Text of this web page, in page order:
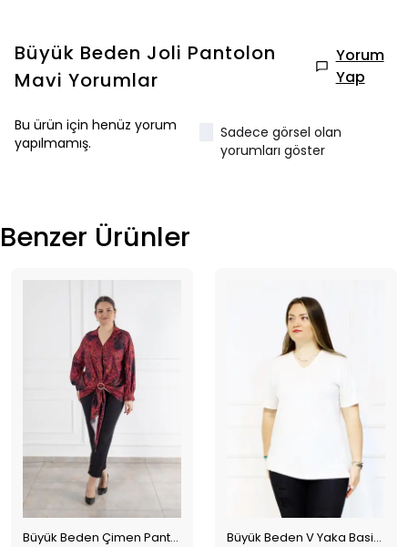
Büyük Beden Joli Pantolon
Mavi Yorumlar
Yorum
Yap
Bu ürün için henüz yorum
yapılmamış.
Sadece görsel olan
yorumları göster
Benzer Ürünler
Büyük Beden Çimen Pantolon Büyük Beden V Yaka Basic T-shirt Beyaz